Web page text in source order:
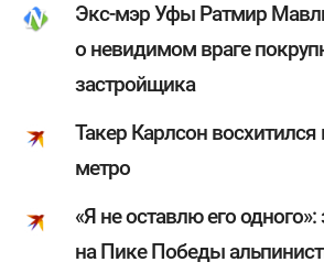
Экс-мэр Уфы Ратмир
о невидимом враге
застройщика
Такер Карлсон
метро
«Я не оставлю его
на Пике Победы